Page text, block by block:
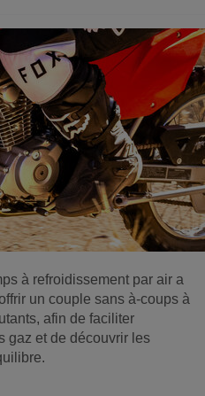
à refroidissement par air a
un couple sans à-coups à
afin de faciliter
gaz et de découvrir les